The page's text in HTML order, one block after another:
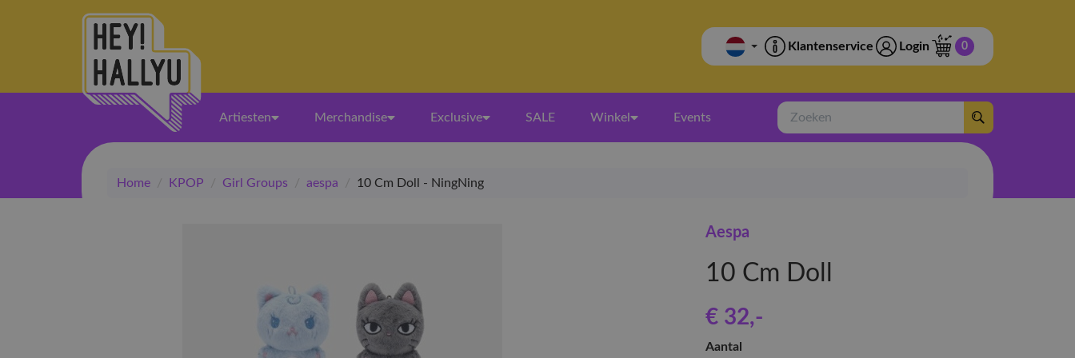
Klantenservice Login 0
Artiesten Merchandise Exclusive SALE Winkel Events
Zoeken
Home / KPOP / Girl Groups / aespa / 10 Cm Doll - NingNing
Aespa
10 Cm Doll
€ 32,-
Aantal